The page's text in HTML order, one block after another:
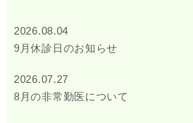
2026.08.04
9月休診日のお知らせ
2026.07.27
8月の非常勤医について